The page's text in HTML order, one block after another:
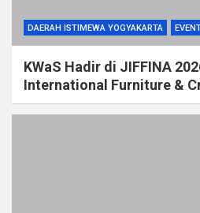
DAERAH ISTIMEWA YOGYAKARTA
KWaS Hadir di JIFFINA
International Furniture &